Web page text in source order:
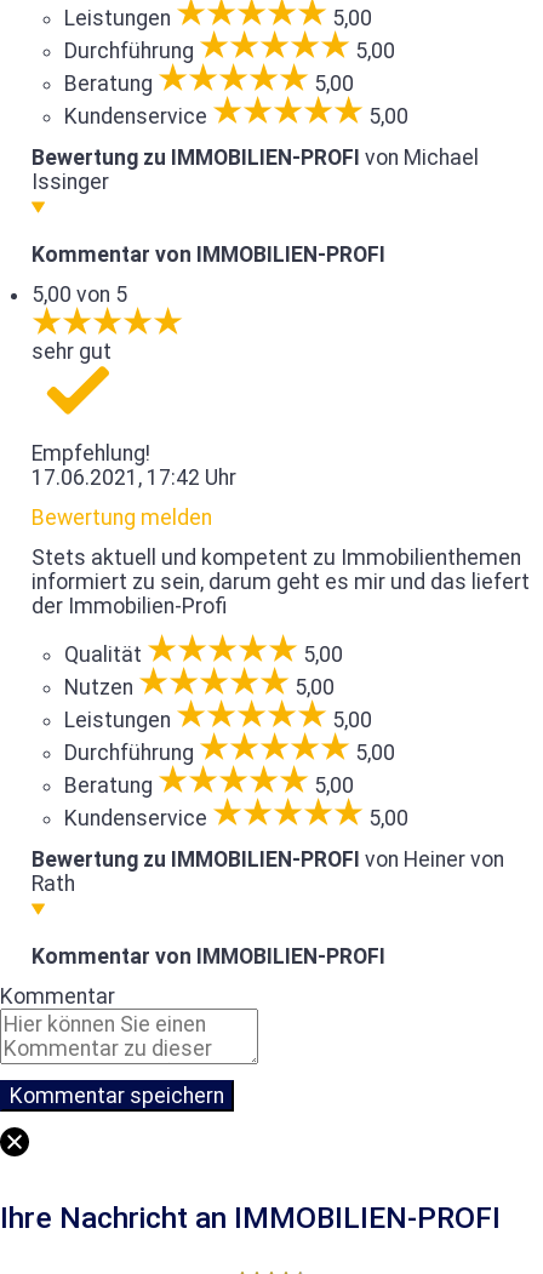
Leistungen
5,00
Durchführung
5,00
Beratung
5,00
Kundenservice
5,00
Bewertung zu IMMOBILIEN-PROFI von Michael
Issinger
Kommentar von IMMOBILIEN-PROFI
5,00 von 5
sehr gut
Empfehlung!
17.06.2021, 17:42 Uhr
Bewertung melden
Stets aktuell und kompetent zu Immobilienthemen
informiert zu sein, darum geht es mir und das liefert
der Immobilien-Profi
Qualität
5,00
Nutzen
5,00
Leistungen
5,00
Durchführung
5,00
Beratung
5,00
Kundenservice
5,00
Bewertung zu IMMOBILIEN-PROFI von Heiner von
Rath
Kommentar von IMMOBILIEN-PROFI
Kommentar
Ihre Nachricht an IMMOBILIEN-PROFI